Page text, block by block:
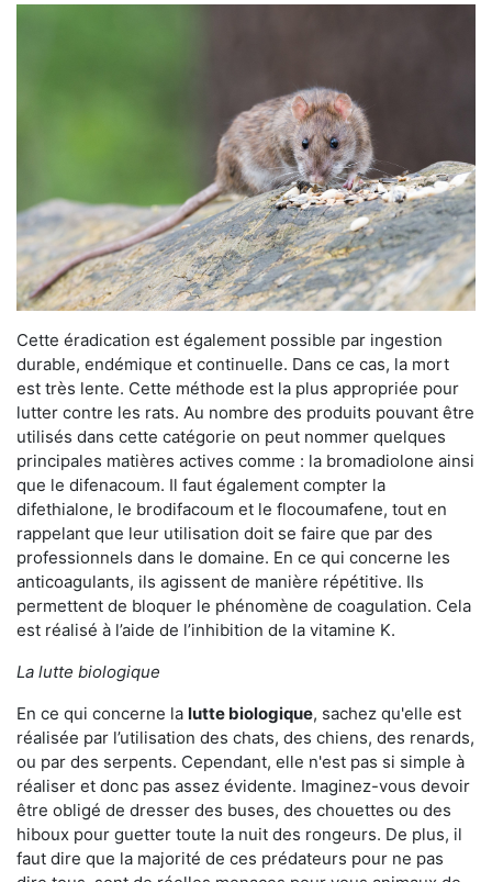
Cette éradication est également possible par ingestion
durable, endémique et continuelle. Dans ce cas, la mort
est très lente. Cette méthode est la plus appropriée pour
lutter contre les rats. Au nombre des produits pouvant être
utilisés dans cette catégorie on peut nommer quelques
principales matières actives comme : la bromadiolone ainsi
que le difenacoum. Il faut également compter la
difethialone, le brodifacoum et le flocoumafene, tout en
rappelant que leur utilisation doit se faire que par des
professionnels dans le domaine. En ce qui concerne les
anticoagulants, ils agissent de manière répétitive. Ils
permettent de bloquer le phénomène de coagulation. Cela
est réalisé à l’aide de l’inhibition de la vitamine K.
La lutte biologique
En ce qui concerne la lutte biologique, sachez qu'elle est
réalisée par l’utilisation des chats, des chiens, des renards,
ou par des serpents. Cependant, elle n'est pas si simple à
réaliser et donc pas assez évidente. Imaginez-vous devoir
être obligé de dresser des buses, des chouettes ou des
hiboux pour guetter toute la nuit des rongeurs. De plus, il
faut dire que la majorité de ces prédateurs pour ne pas